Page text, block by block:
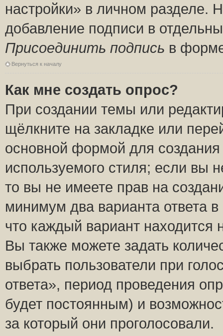
настройки» в личном разделе.
добавление подписи в
Присоединить подпись в
Вернуться к началу
Как мне создать опрос?
При создании темы или
щёлкните на закладке или
основной формой для
используемого стиля; если вы
то вы не имеете прав на
минимум два варианта ответа
что каждый вариант находится
Вы также можете задать
выбрать пользователи при
ответа», период проведения
будет постоянным) и
за который они проголосовали.